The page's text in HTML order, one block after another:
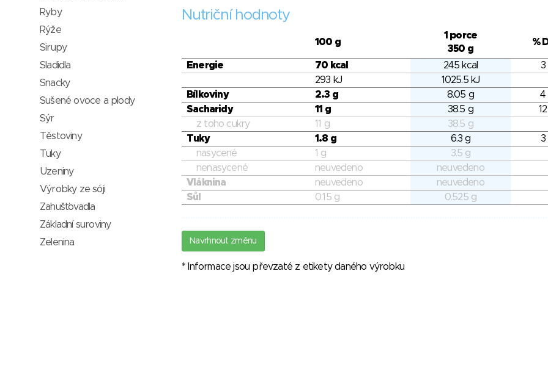
Nutriční hodnoty
100 g
1 porce
350 g
%
Energie 70 kcal 245 kcal
3
293 kJ
1025.5 kJ
Bílkoviny
2.3 g 8.05 g
4
Sacharidy
11 g 38.5 g
z toho cukry
11 g
38.5 g
Tuky
1.8 g 6.3 g
3
nasycené
1 g
3.5 g
nenasycené
neuvedeno
neuvedeno
Vláknina
neuvedeno
neuvedeno
Sůl
0.15 g 0.525 g
Navrhnout změnu
* Informace jsou převzaté z etikety daného výrobku
Ryby
Rýže
Sirupy
Sladidla
Snacky
Sušené ovoce a plody
Sýr
Těstoviny
Tuky
Uzeniny
Výrobky ze sóji
Zahušťovadla
Základní suroviny
Zelenina